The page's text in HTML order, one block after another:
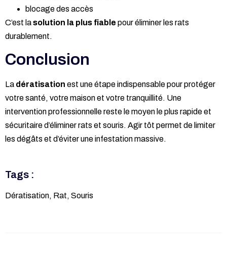
blocage des accès
C’est lasolution la plus fiable pour éliminer les rats
durablement.
Conclusion
La dératisation est une étape indispensable pour protéger
votre santé, votre maison et votre tranquillité. Une
intervention professionnellereste le moyen le plus rapide et
sécuritaire d’éliminer rats et souris. Agir tôt permet de limiter
les dégâts et d’éviter une infestation massive.
Tags :
Dératisation, Rat, Souris